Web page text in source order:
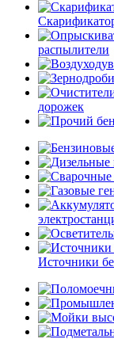
распылители
дорожек
Источники